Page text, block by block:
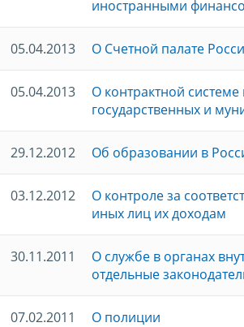
иностранными
05.04.2013 О Счетной палате
05.04.2013
О контрактной
государственных и
29.12.2012 Об образовании в
03.12.2012
О контроле за
иных лиц их доходам
30.11.2011
О службе в органах
отдельные
07.02.2011 О полиции